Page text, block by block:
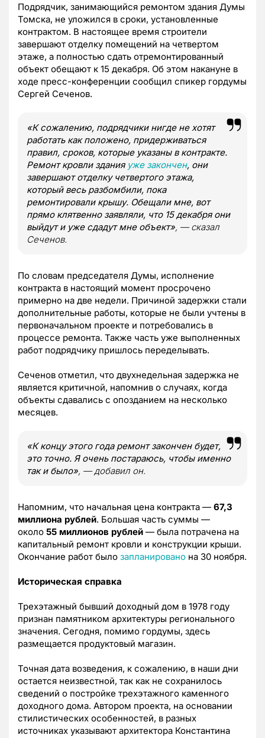
Подрядчик, занимающийся ремонтом здания Думы
Томска, не уложился в сроки, установленные
контрактом. В настоящее время строители
завершают отделку помещений на четвертом
этаже, а полностью сдать отремонтированный
объект обещают к 15 декабря. Об этом накануне в
ходе пресс-конференции сообщил спикер гордумы
Сергей Сеченов.
«К сожалению, подрядчики нигде не хотят
работать как положено, придерживаться
правил, сроков, которые указаны в контракте.
Ремонт кровли здания уже закончен, они
завершают отделку четвертого этажа,
который весь разбомбили, пока
ремонтировали крышу. Обещали мне, вот
прямо клятвенно заявляли, что 15 декабря они
выйдут и уже сдадут мне объект», — сказал
Сеченов.
По словам председателя Думы, исполнение
контракта в настоящий момент просрочено
примерно на две недели. Причиной задержки стали
дополнительные работы, которые не были учтены в
первоначальном проекте и потребовались в
процессе ремонта. Также часть уже выполненных
работ подрядчику пришлось переделывать.
Сеченов отметил, что двухнедельная задержка не
является критичной, напомнив о случаях, когда
объекты сдавались с опозданием на несколько
месяцев.
«К концу этого года ремонт закончен будет,
это точно. Я очень постараюсь, чтобы именно
так и было», — добавил он.
Напомним, что начальная цена контракта — 67,3
миллиона рублей. Большая часть суммы —
около 55 миллионов рублей — была потрачена на
капитальный ремонт кровли и конструкции крыши.
Окончание работ было запланировано на 30 ноября.
Историческая справка
Трехэтажный бывший доходный дом в 1978 году
признан памятником архитектуры регионального
значения. Сегодня, помимо гордумы, здесь
размещается продуктовый магазин.
Точная дата возведения, к сожалению, в наши дни
остается неизвестной, так как не сохранилось
сведений о постройке трехэтажного каменного
доходного дома. Автором проекта, на основании
стилистических особенностей, в разных
источниках указывают архитектора Константина